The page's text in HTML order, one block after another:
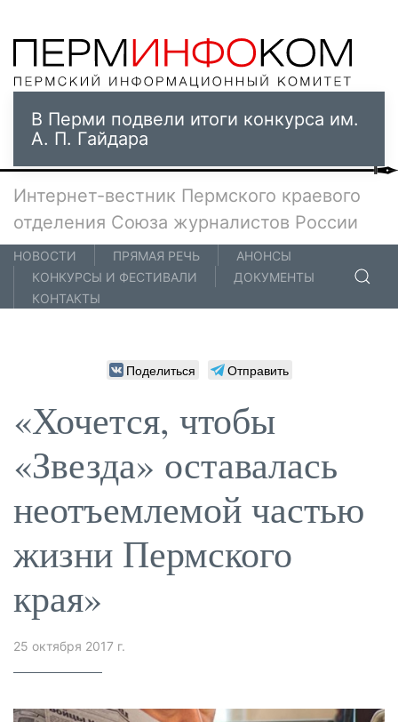
В Перми подвели итоги конкурса им.
А. П. Гайдара
Интернет-вестник Пермского краевого
отделения Союза журналистов России
НОВОСТИ ПРЯМАЯ РЕЧЬ
АНОНСЫ
КОНКУРСЫ И ФЕСТИВАЛИ
ДОКУМЕНТЫ
КОНТАКТЫ
Поделиться Отправить
«Хочется, чтобы
«Звезда» оставалась
неотъемлемой частью
жизни Пермского
края»
25 октября 2017 г.